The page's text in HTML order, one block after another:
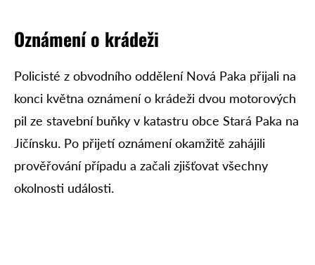
Oznámení o krádeži
Policisté z obvodního oddělení Nová Paka přijali na
konci května oznámení o krádeži dvou motorových
pil ze stavební buňky v katastru obce Stará Paka na
Jičínsku. Po přijetí oznámení okamžitě zahájili
prověřování případu a začali zjišťovat všechny
okolnosti události.